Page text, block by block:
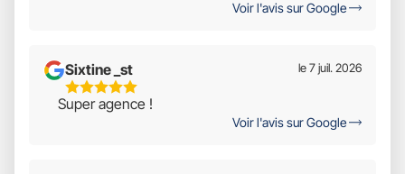
Voir l'avis sur Google
Sixtine _st
5
Étoiles
le 7 juil. 2026
Super agence !
Voir l'avis sur Google